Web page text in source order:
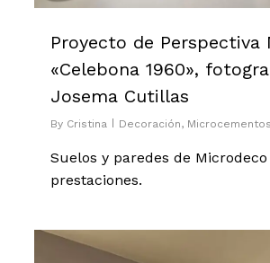
Proyecto de Perspectiva
«Celebona 1960»,
Josema Cutillas
By Cristina Decoración, Microcementos
Suelos y paredes de
prestaciones.